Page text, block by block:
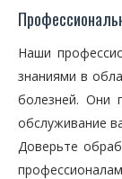
Наши
знаниями в
болезней. Они
обслуживание
Доверьте